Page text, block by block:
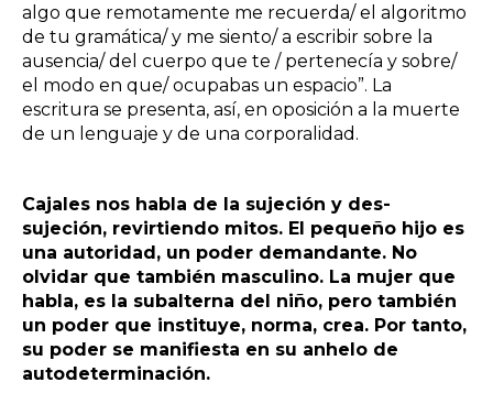
algo que remotamente me recuerda/ el algoritmo
de tu gramática/ y me siento/ a escribir sobre la
ausencia/ del cuerpo que te / pertenecía y sobre/
el modo en que/ ocupabas un espacio”. La
escritura se presenta, así, en oposición a la muerte
de un lenguaje y de una corporalidad.
Cajales nos habla de la sujeción y des-
sujeción, revirtiendo mitos. El pequeño hijo es
una autoridad, un poder demandante. No
olvidar que también masculino. La mujer que
habla, es la subalterna del niño, pero también
un poder que instituye, norma, crea. Por tanto,
su poder se manifiesta en su anhelo de
autodeterminación.